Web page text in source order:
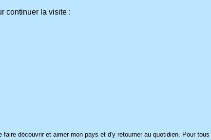
continuer la visite :
découvrir et aimer mon pays et d'y retourner au quotidien. Pour